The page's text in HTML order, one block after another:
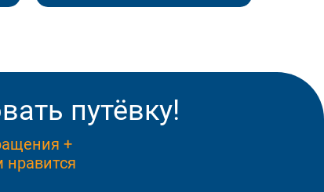
+
нравится
путёвку!